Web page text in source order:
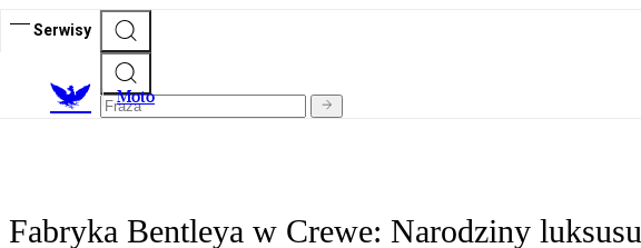
Serwisy
Moto
Fabryka Bentleya w Crewe: Narodziny luksusu